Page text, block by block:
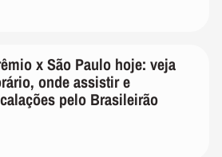
x São Paulo hoje: veja
onde assistir e
pelo Brasileirão